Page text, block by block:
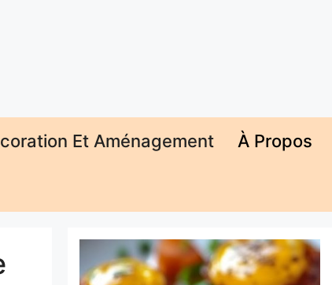
Et Aménagement À Propos